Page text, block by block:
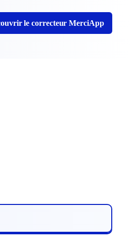
le correcteur MerciApp